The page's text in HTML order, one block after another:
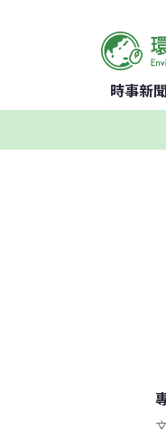
時事新聞